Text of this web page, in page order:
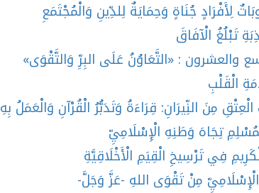
لِأَفْرَادٍ جُنَاةٍ وَحِمَايَةٌ لِلدِّينِ وَالْمُجْتَمَعِ
تَبْلُغُ الْآفَاقَ
والعشرون : «التَّعَاوُنُ عَلَى البِرِّ وَالتَّقْوَى»
الْقَلْبِ
مِنَ النِّيرَانِ: قِرَاءَةُ وَتَدَبُّرُ الْقُرْآنِ وَالْعَمَلُ بِهِ
تِجَاهَ وَطَنِهِ الْإِسْلَامِيِّ
فِي تَرْسِيخِ الْقِيَمِ الْأَخْلَاقِيَّةِ
مِنْ تَقْوَى اللهِ -عَزَّ وَجَلَّ-